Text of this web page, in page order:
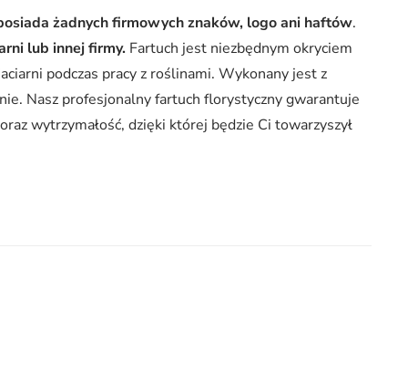
żadnych firmowych znaków, logo ani haftów.
lub innej firmy.Fartuch jest niezbędnym okryciem
podczas pracy z roślinami. Wykonany jest z
Nasz profesjonalny fartuch florystyczny gwarantuje
wytrzymałość, dzięki której będzie Ci towarzyszył